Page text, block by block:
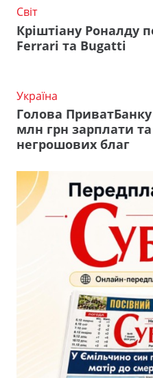
Світ
Кріштіану Роналду
Ferrari та Bugatti
Україна
Голова
млн грн зарплати та
негрошових благ